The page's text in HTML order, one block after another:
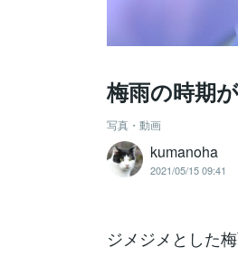
梅雨の時期
写真・動画
kumanoha
2021/05/15 09:41
ジメジメとした